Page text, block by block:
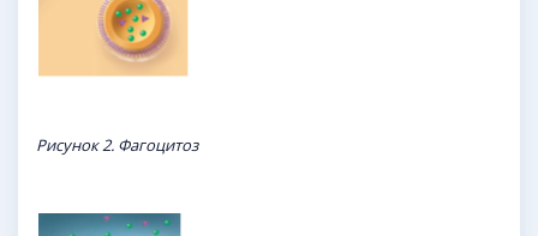
Рисунок 2. Фагоцитоз